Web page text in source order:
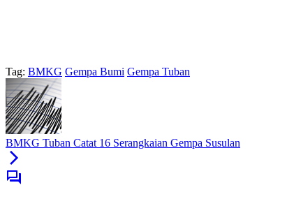
Tag: BMKG Gempa Bumi Gempa Tuban
BMKG Tuban Catat 16 Serangkaian Gempa Susulan